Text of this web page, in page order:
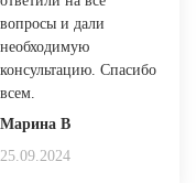
вопросы и дали
необходимую
консультацию. Спасибо
всем.
Марина В
25.09.2024